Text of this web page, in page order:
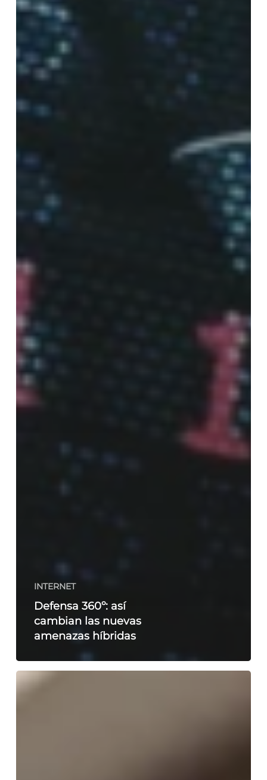
INTERNET
Defensa 360º: así
cambian las nuevas
amenazas híbridas